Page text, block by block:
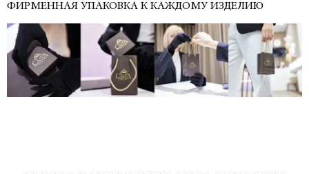
ФИРМЕННАЯ УПАКОВКА К КАЖДОМУ ИЗДЕЛИЮ